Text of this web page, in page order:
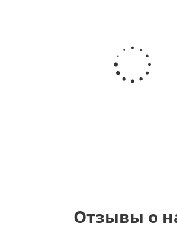
Шар с
днем
рождения,
с
Отзывы о